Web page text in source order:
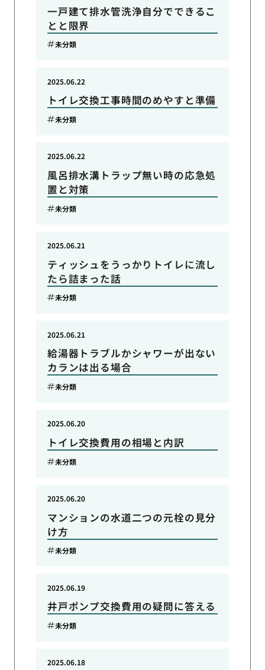
一戸建て排水管洗浄自分でできるこ
とと限界
未分類
トイレ交換工事時間のめやすと準備
2025.06.22
未分類
風呂排水溝トラップ無い時の応急処
置と対策
2025.06.22
未分類
ティッシュをうっかりトイレに流し
たら詰まった話
2025.06.21
未分類
給湯器トラブルかシャワーが出ない
カランは出る場合
2025.06.21
未分類
トイレ交換費用の相場と内訳
2025.06.20
未分類
マンションの水道二つの元栓の見分
け方
2025.06.20
未分類
井戸ポンプ交換費用の疑問に答える
2025.06.19
未分類
2025.06.18